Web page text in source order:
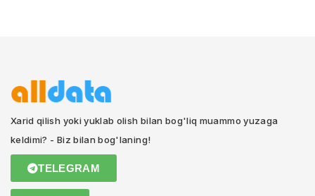
Xarid qilish yoki yuklab olish bilan bog'liq muammo yuzaga
keldimi? - Biz bilan bog'laning!
TELEGRAM